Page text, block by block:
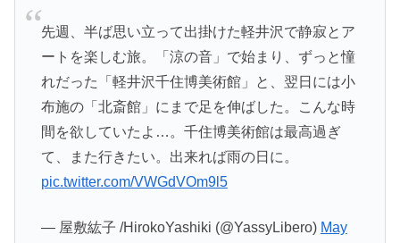
先週、半ば思い立って出掛けた軽井沢で静寂とア
ートを楽しむ旅。「涼の音」で始まり、ずっと憧
れだった「軽井沢千住博美術館」と、翌日には小
布施の「北斎館」にまで足を伸ばした。こんな時
間を欲していたよ…。千住博美術館は最高過ぎ
て、また行きたい。出来れば雨の日に。
pic.twitter.com/VWGdVOm9l5
— 屋敷紘子 /HirokoYashiki (@YassyLibero) May